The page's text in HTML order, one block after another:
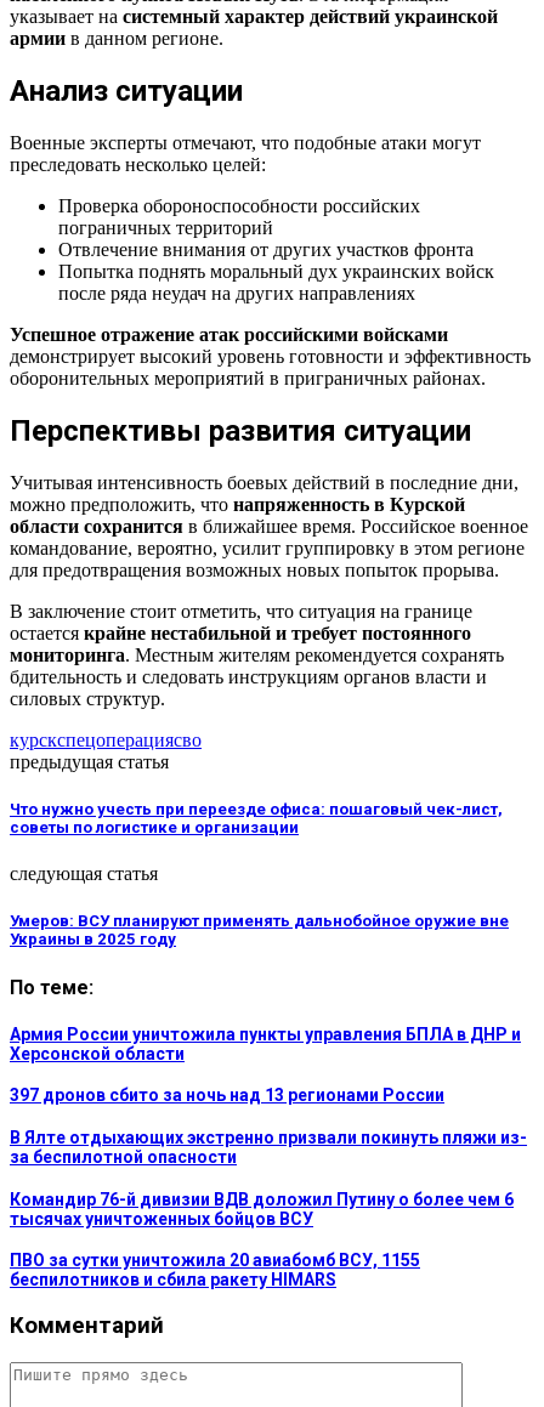
указывает на системный характер действий украинской
армии в данном регионе.
Анализ ситуации
Военные эксперты отмечают, что подобные атаки могут
преследовать несколько целей:
Проверка обороноспособности российских
пограничных территорий
Отвлечение внимания от других участков фронта
Попытка поднять моральный дух украинских войск
после ряда неудач на других направлениях
Успешное отражение атак российскими войсками
демонстрирует высокий уровень готовности и эффективность
оборонительных мероприятий в приграничных районах.
Перспективы развития ситуации
Учитывая интенсивность боевых действий в последние дни,
можно предположить, что напряженность в Курской
области сохранится в ближайшее время. Российское военное
командование, вероятно, усилит группировку в этом регионе
для предотвращения возможных новых попыток прорыва.
В заключение стоит отметить, что ситуация на границе
остается крайне нестабильной и требует постоянного
мониторинга. Местным жителям рекомендуется сохранять
бдительность и следовать инструкциям органов власти и
силовых структур.
курскспецоперациясво
предыдущая статья
Что нужно учесть при переезде офиса: пошаговый чек-лист,
советы по логистике и организации
следующая статья
Умеров: ВСУ планируют применять дальнобойное оружие вне
Украины в 2025 году
По теме:
Армия России уничтожила пункты управления БПЛА в ДНР и
Херсонской области
397 дронов сбито за ночь над 13 регионами России
В Ялте отдыхающих экстренно призвали покинуть пляжи из-
за беспилотной опасности
Командир 76-й дивизии ВДВ доложил Путину о более чем 6
тысячах уничтоженных бойцов ВСУ
ПВО за сутки уничтожила 20 авиабомб ВСУ, 1155
беспилотников и сбила ракету HIMARS
Комментарий